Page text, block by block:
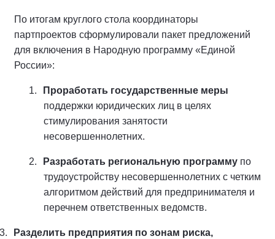
По итогам круглого стола координаторы
партпроектов сформулировали пакет предложений
для включения в Народную программу «Единой
России»:
1.
Проработать государственные меры
поддержки юридических лиц в целях
стимулирования занятости
несовершеннолетних.
2. Разработать региональную программу по
трудоустройству несовершеннолетних с четким
алгоритмом действий для предпринимателя и
перечнем ответственных ведомств.
3.
Разделить предприятия по зонам риска,